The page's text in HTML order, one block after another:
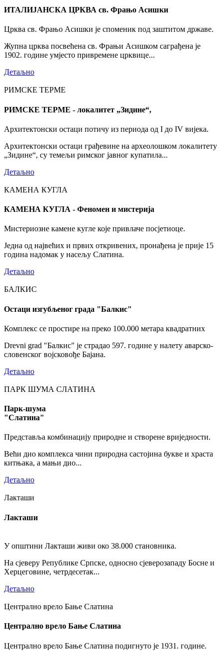
ИТАЛИЈАНСКА ЦРКВА св. Фрањо Асишки
Црква св. Фрањо Асишки је споменик под заштитом државе.
Жупна црква посвећена св. Фрањи Асишком саграђена је
1902. године умјесто привремене црквице...
Детаљно
РИМСКЕ ТЕРМЕ
РИМСКЕ ТЕРМЕ - локалитет „Зидине“,
Архитектонски остаци потичу из периода од I до IV вијека.
Архитектонски остаци грађевине на археолошком локалитету
„Зидине“, су темељи римског јавног купатила...
Детаљно
КАМЕНА КУГЛА
КАМЕНА КУГЛА - Феномен и мистерија
Мистериозне камене кугле које привлаче посјетиоце.
Једна од највећих и првих откривених, пронађена је прије 15
година надомак у насељу Слатина.
Детаљно
БАЛКИС
Остаци изгубљеног града "Балкис"
Комплекс се простире на преко 100.000 метара квадратних
Drevni grad "Балкис" је страдао 597. године у налету аварско-
словенског војсковође Бајана.
Детаљно
ПАРК ШУМА СЛАТИНА
Парк-шума
"Слатина"
Представља комбинацију природне и створене вриједности.
Већи дио комплекса чини природна састојина букве и храста
китњака, а мањи дио...
Детаљно
Лакташи
Лакташи
У општини Лакташи живи око 38.000 становника.
На сјеверу Републике Српске, односно сјеверозападу Босне и
Херцеговине, четрдесетак...
Детаљно
Централно врело Бање Слатина
Централно врело Бање Слатина
Централно врело Бање Слатина подигнуто је 1931. године.